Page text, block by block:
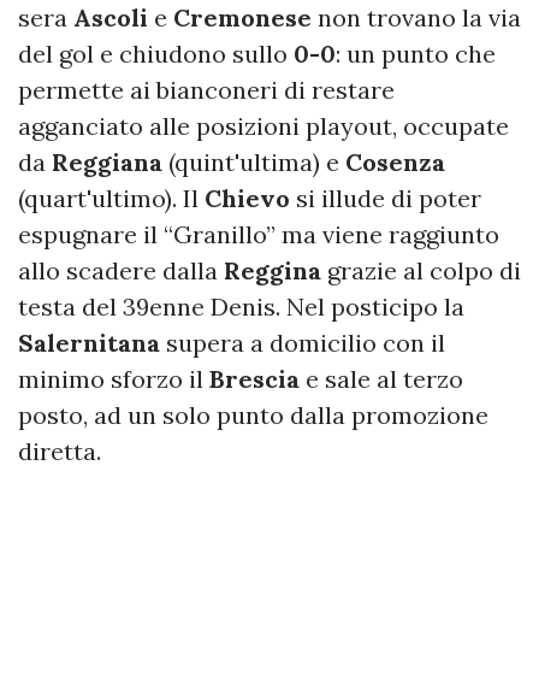
sera Ascoli e Cremonese non trovano la via
del gol e chiudono sullo 0-0: un punto che
permette ai bianconeri di restare
agganciato alle posizioni playout, occupate
da Reggiana (quint'ultima) e Cosenza
(quart'ultimo). Il Chievo si illude di poter
espugnare il “Granillo” ma viene raggiunto
allo scadere dalla Reggina grazie al colpo di
testa del 39enne Denis. Nel posticipo la
Salernitana supera a domicilio con il
minimo sforzo il Brescia e sale al terzo
posto, ad un solo punto dalla promozione
diretta.